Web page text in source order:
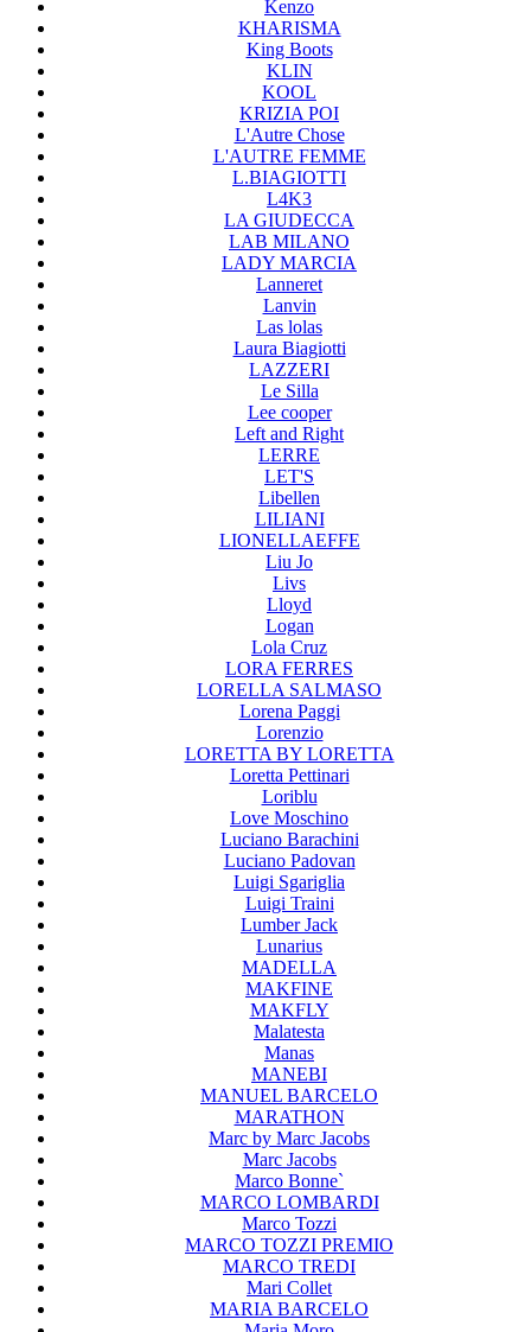
Kenzo
KHARISMA
King Boots
KLIN
KOOL
KRIZIA POI
L'Autre Chose
L'AUTRE FEMME
L.BIAGIOTTI
L4K3
LA GIUDECCA
LAB MILANO
LADY MARCIA
Lanneret
Lanvin
Las lolas
Laura Biagiotti
LAZZERI
Le Silla
Lee cooper
Left and Right
LERRE
LET'S
Libellen
LILIANI
LIONELLAEFFE
Liu Jo
Livs
Lloyd
Logan
Lola Cruz
LORA FERRES
LORELLA SALMASO
Lorena Paggi
Lorenzio
LORETTA BY LORETTA
Loretta Pettinari
Loriblu
Love Moschino
Luciano Barachini
Luciano Padovan
Luigi Sgariglia
Luigi Traini
Lumber Jack
Lunarius
MADELLA
MAKFINE
MAKFLY
Malatesta
Manas
MANEBI
MANUEL BARCELO
MARATHON
Marc by Marc Jacobs
Marc Jacobs
Marco Bonne`
MARCO LOMBARDI
Marco Tozzi
MARCO TOZZI PREMIO
MARCO TREDI
Mari Collet
MARIA BARCELO